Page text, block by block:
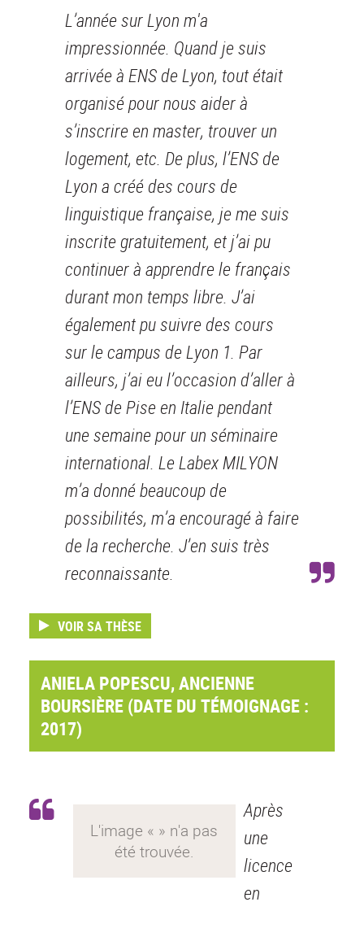
L’année sur Lyon m'a
impressionnée. Quand je suis
arrivée à ENS de Lyon, tout était
organisé pour nous aider à
s’inscrire en master, trouver un
logement, etc. De plus, l’ENS de
Lyon a créé des cours de
linguistique française, je me suis
inscrite gratuitement, et j’ai pu
continuer à apprendre le français
durant mon temps libre. J’ai
également pu suivre des cours
sur le campus de Lyon 1. Par
ailleurs, j’ai eu l’occasion d’aller à
l’ENS de Pise en Italie pendant
une semaine pour un séminaire
international. Le Labex MILYON
m’a donné beaucoup de
possibilités, m’a encouragé à faire
de la recherche. J’en suis très
reconnaissante.
VOIR SA THÈSE
ANIELA POPESCU, ANCIENNE
BOURSIÈRE (DATE DU TÉMOIGNAGE :
2017)
Après
une
licence
en